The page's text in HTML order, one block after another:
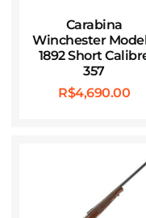
Carabina
Winchester
1892 Short
357
R$4,690.00